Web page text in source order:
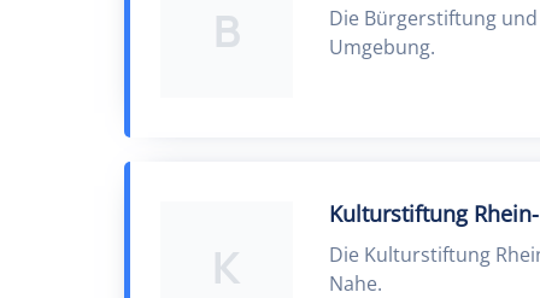
B
Die Bürgerstiftung
Umgebung.
K
Kulturstiftung
Die Kulturstiftung
Nahe.